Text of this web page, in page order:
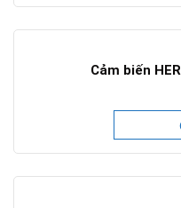
Cảm biến